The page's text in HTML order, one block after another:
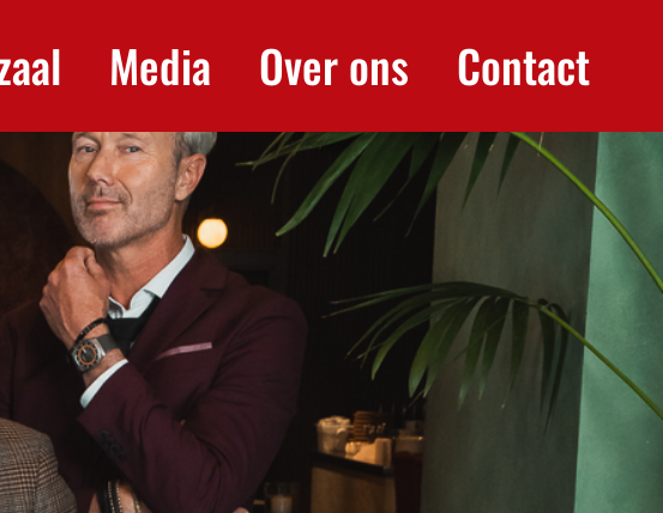
Media Over ons Contact